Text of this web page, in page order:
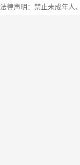
法律声明：禁止未成年人